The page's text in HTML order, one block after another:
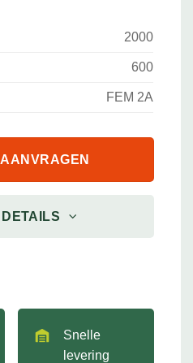
2000
600
FEM 2A
Snelle
levering